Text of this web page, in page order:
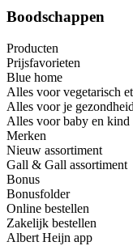
Boodschappen
Producten
Prijsfavorieten
Blue home
Alles voor vegetarisch
Alles voor je gezondheid
Alles voor baby en kind
Merken
Nieuw assortiment
Gall & Gall assortiment
Bonus
Bonusfolder
Online bestellen
Zakelijk bestellen
Albert Heijn app